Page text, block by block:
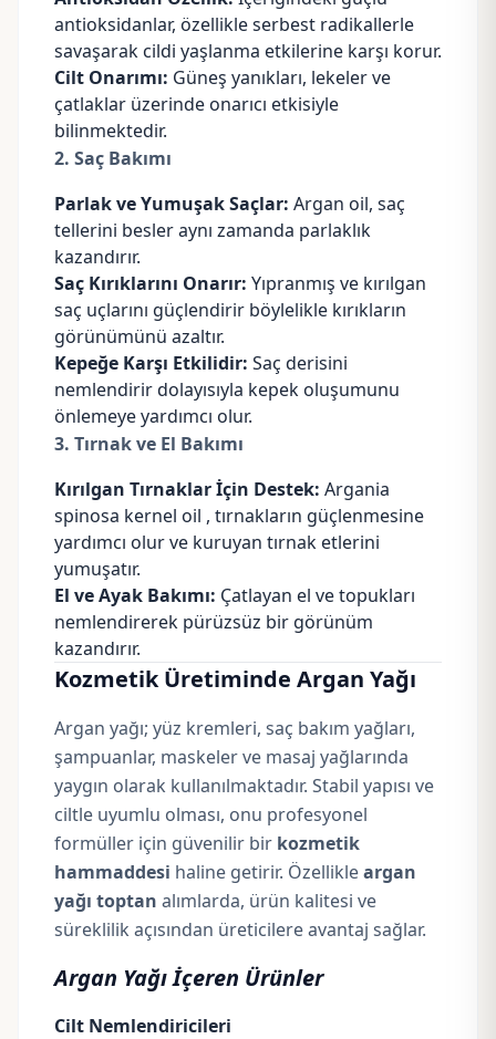
antioksidanlar, özellikle serbest radikallerle
savaşarak cildi yaşlanma etkilerine karşı korur.
Cilt Onarımı: Güneş yanıkları, lekeler ve
çatlaklar üzerinde onarıcı etkisiyle
bilinmektedir.
2. Saç Bakımı
Parlak ve Yumuşak Saçlar: Argan oil, saç
tellerini besler aynı zamanda parlaklık
kazandırır.
Saç Kırıklarını Onarır: Yıpranmış ve kırılgan
saç uçlarını güçlendirir böylelikle kırıkların
görünümünü azaltır.
Kepeğe Karşı Etkilidir: Saç derisini
nemlendirir dolayısıyla kepek oluşumunu
önlemeye yardımcı olur.
3. Tırnak ve El Bakımı
Kırılgan Tırnaklar İçin Destek: Argania
spinosa kernel oil , tırnakların güçlenmesine
yardımcı olur ve kuruyan tırnak etlerini
yumuşatır.
El ve Ayak Bakımı: Çatlayan el ve topukları
nemlendirerek pürüzsüz bir görünüm
kazandırır.
Kozmetik Üretiminde Argan Yağı
Argan yağı; yüz kremleri, saç bakım yağları,
şampuanlar, maskeler ve masaj yağlarında
yaygın olarak kullanılmaktadır. Stabil yapısı ve
ciltle uyumlu olması, onu profesyonel
formüller için güvenilir bir kozmetik
hammaddesi haline getirir. Özellikleargan
yağı toptan alımlarda, ürün kalitesi ve
süreklilik açısından üreticilere avantaj sağlar.
Argan Yağı İçeren Ürünler
Cilt Nemlendiricileri